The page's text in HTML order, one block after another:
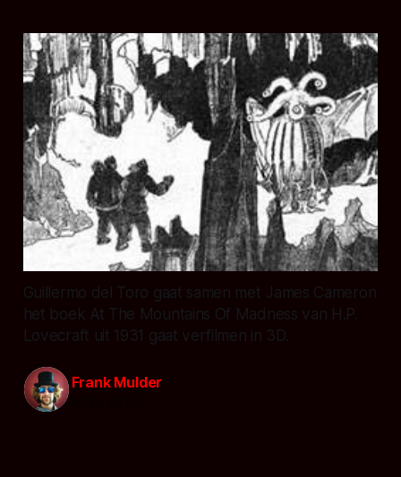
Guillermo del Toro gaat samen met James Cameron
het boek At The Mountains Of Madness van H.P.
Lovecraft uit 1931 gaat verfilmen in 3D.
Frank Mulder